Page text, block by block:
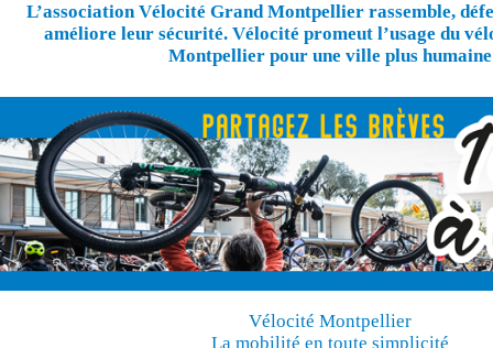
L’association Vélocité Grand Montpellier rassemble,
améliore leur sécurité. Vélocité promeut l’usage du
Montpellier pour une ville plus humaine
Vélocité Montpellier
La mobilité en toute simplicité